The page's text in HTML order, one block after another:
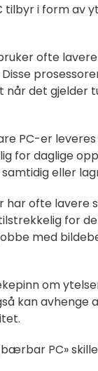
i form av
ofte
det gjelder
PC-er
for daglige
eller
ofte lavere
for
med
om
kan avhenge
bærbar PC»